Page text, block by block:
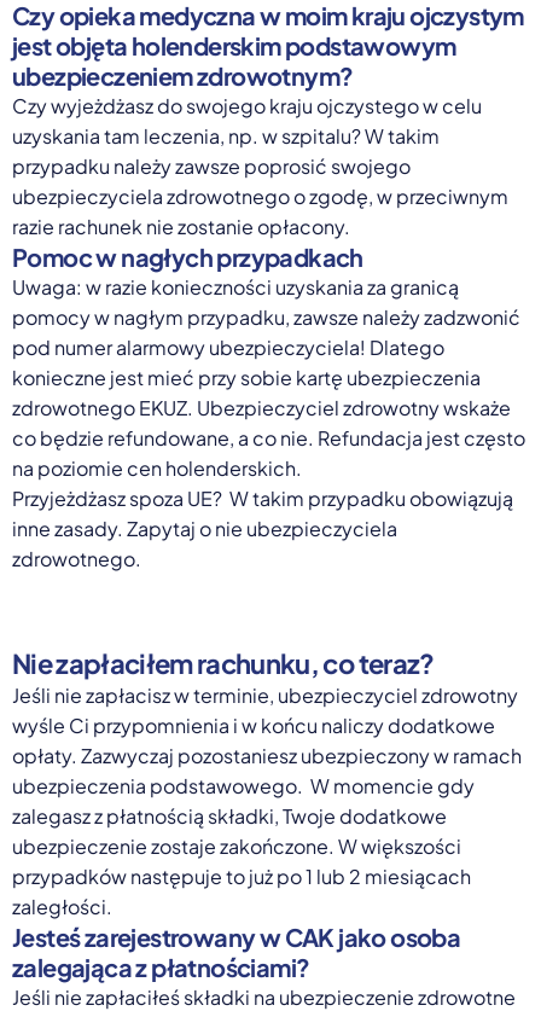
Czy opieka medyczna w moim kraju ojczystym
jest objęta holenderskim podstawowym
ubezpieczeniem zdrowotnym?
Czy wyjeżdżasz do swojego kraju ojczystego w celu
uzyskania tam leczenia, np. w szpitalu? W takim
przypadku należy zawsze poprosić swojego
ubezpieczyciela zdrowotnego o zgodę, w przeciwnym
razie rachunek nie zostanie opłacony.
Pomoc w nagłych przypadkach
Uwaga: w razie konieczności uzyskania za granicą
pomocy w nagłym przypadku, zawsze należy zadzwonić
pod numer alarmowy ubezpieczyciela! Dlatego
konieczne jest mieć przy sobie kartę ubezpieczenia
zdrowotnego EKUZ. Ubezpieczyciel zdrowotny wskaże
co będzie refundowane, a co nie. Refundacja jest często
na poziomie cen holenderskich.
Przyjeżdżasz spoza UE? W takim przypadku obowiązują
inne zasady. Zapytaj o nie ubezpieczyciela
zdrowotnego.
Nie zapłaciłem rachunku, co teraz?
Jeśli nie zapłacisz w terminie, ubezpieczyciel zdrowotny
wyśle Ci przypomnienia i w końcu naliczy dodatkowe
opłaty. Zazwyczaj pozostaniesz ubezpieczony w ramach
ubezpieczenia podstawowego. W momencie gdy
zalegasz z płatnością składki, Twoje dodatkowe
ubezpieczenie zostaje zakończone. W większości
przypadków następuje to już po 1 lub 2 miesiącach
zaległości.
Jesteś zarejestrowany w CAK jako osoba
zalegająca z płatnościami?
Jeśli nie zapłaciłeś składki na ubezpieczenie zdrowotne